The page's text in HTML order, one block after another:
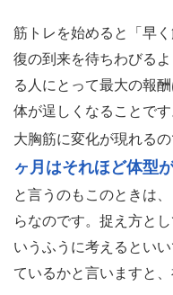
筋トレを始めると「早
復の到来を待ちわびる
る人にとって最大の報
体が逞しくなることで
大胸筋に変化が現れる
ヶ月はそれほど体型
と言うのもこのときは
らなのです。捉え方と
いうふうに考えるとい
ているかと言いますと